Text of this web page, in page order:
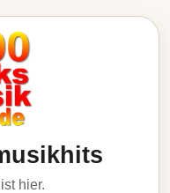
hier.